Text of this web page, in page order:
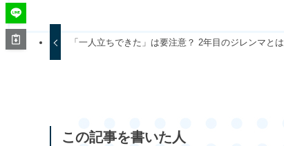
「一人立ちできた」は要注意？ 2年目のジレンマとは
この記事を書いた人